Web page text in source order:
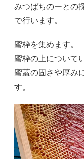
みつばちのーとの
で行います。
蜜枠を集めます。
蜜枠の上について
蜜蓋の固さや厚み
す。